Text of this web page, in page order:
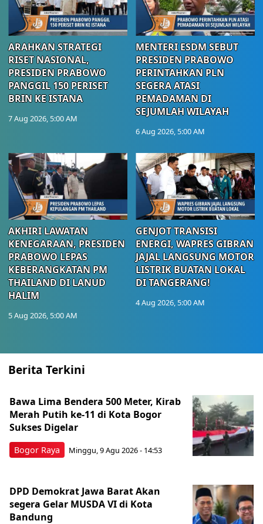
ARAHKAN STRATEGI
RISET NASIONAL,
PRESIDEN PRABOWO
PANGGIL 150 PERISET
BRIN KE ISTANA
7 Aug 2026, 5:00 AM
MENTERI ESDM SEBUT
PRESIDEN PRABOWO
PERINTAHKAN PLN
SEGERA ATASI
PEMADAMAN DI
SEJUMLAH WILAYAH
6 Aug 2026, 5:00 AM
AKHIRI LAWATAN
KENEGARAAN, PRESIDEN
PRABOWO LEPAS
KEBERANGKATAN PM
THAILAND DI LANUD
HALIM
5 Aug 2026, 5:00 AM
GENJOT TRANSISI
ENERGI, WAPRES GIBRAN
JAJAL LANGSUNG MOTOR
LISTRIK BUATAN LOKAL
DI TANGERANG!
4 Aug 2026, 5:00 AM
Berita Terkini
Bogor Raya
Bawa Lima Bendera 500 Meter, Kirab
Merah Putih ke-11 di Kota Bogor
Sukses Digelar
Minggu, 9 Agu 2026 - 14:53
DPD Demokrat Jawa Barat Akan
segera Gelar MUSDA VI di Kota
Bandung